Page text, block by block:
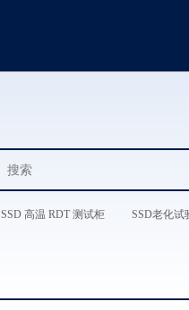
SSD 高温 RDT 测试柜 SSD老化试